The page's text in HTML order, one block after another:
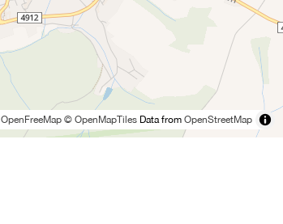
OpenFreeMap © OpenMapTiles Data from OpenStreetMap